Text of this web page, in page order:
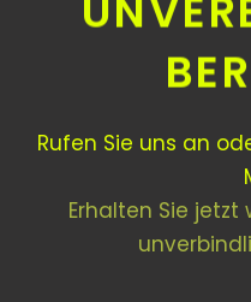
Rufen Sie uns an
Erhalten Sie